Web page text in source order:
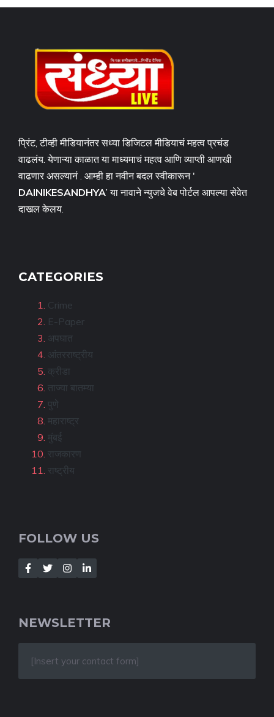
प्रिंट, टीव्ही मीडियानंतर सध्या डिजिटल मीडियाचं महत्व प्रचंड
वाढलंय. येणाऱ्या काळात या माध्यमाचं महत्व आणि व्याप्ती आणखी
वाढणार असल्यानं . आम्ही हा नवीन बदल स्वीकारून '
DAINIKESANDHYA’ या नावाने न्युजचे वेब पोर्टल आपल्या सेवेत
दाखल केलय.
CATEGORIES
Crime
E-Paper
अपघात
आंतरराष्ट्रीय
क्रीडा
ताज्या बातम्या
पुणे
महाराष्ट्र
मुंबई
राजकारण
राष्ट्रीय
FOLLOW US
NEWSLETTER
[Insert your contact form]